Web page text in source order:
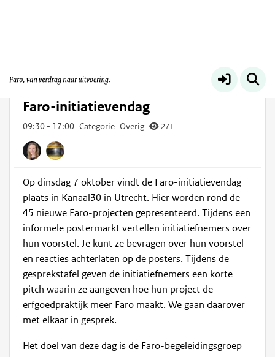
Faro-initiatievendag
09:30 - 17:00 Categorie Overig 271
17:00
Op dinsdag 7 oktober vindt de Faro-initiatievendag
plaats in Kanaal30 in Utrecht. Hier worden rond de
45 nieuwe Faro-projecten gepresenteerd. Tijdens een
informele postermarkt vertellen initiatiefnemers over
hun voorstel. Je kunt ze bevragen over hun voorstel
en reacties achterlaten op de posters. Tijdens de
gesprekstafel geven de initiatiefnemers een korte
pitch waarin ze aangeven hoe hun project de
erfgoedpraktijk meer Faro maakt. We gaan daarover
met elkaar in gesprek.
Het doel van deze dag is de Faro-begeleidingsgroep